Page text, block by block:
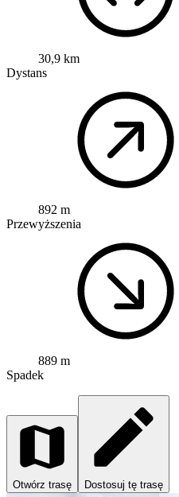
30,9 km
Dystans
892 m
Przewyższenia
889 m
Spadek
Otwórz trasę Dostosuj tę trasę